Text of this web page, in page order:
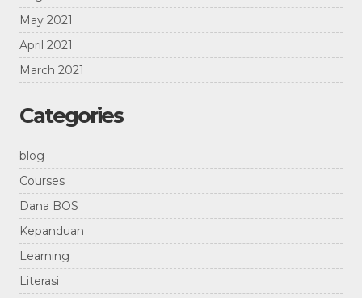
May 2021
April 2021
March 2021
Categories
blog
Courses
Dana BOS
Kepanduan
Learning
Literasi